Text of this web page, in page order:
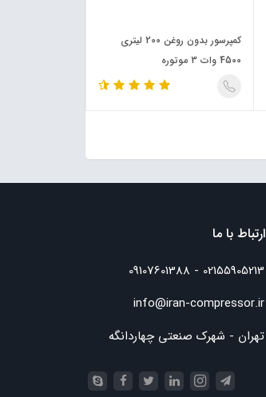
کمپرسور بدون روغن 200 لیتری
4500 وات 3 موتوره
ارتباط با ما
02155905213 - 09107601388
info@iran-compressor.ir
تهران - شهرک صنعتی چهاردانگه